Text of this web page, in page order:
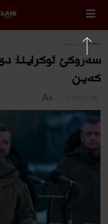
Home جیهانی
سه‌روكێ ئوكراینا:
كه‌ین
A
A